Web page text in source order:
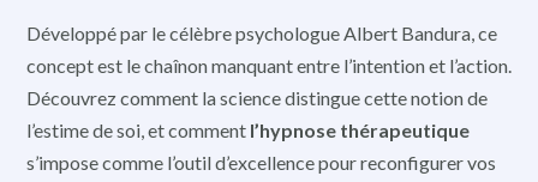
Développé par le célèbre psychologue Albert Bandura, ce
concept est le chaînon manquant entre l’intention et l’action.
Découvrez comment la science distingue cette notion de
l’estime de soi, et comment l’hypnose thérapeutique
s’impose comme l’outil d’excellence pour reconfigurer vos